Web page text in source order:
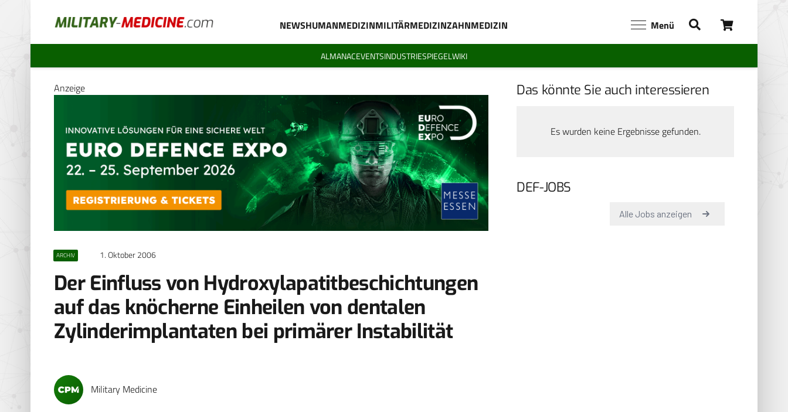
NEWSHUMANMEDIZINMILITÄRMEDIZINZAHNMEDIZIN Menü
ALMANACEVENTSINDUSTRIESPIEGELWIKI
Anzeige
ARCHIV 1. Oktober 2006
Der Einfluss von Hydroxylapatitbeschichtungen
auf das knöcherne Einheilen von dentalen
Zylinderimplantaten bei primärer Instabilität
Military Medicine
Das könnte Sie auch interessieren
Es wurden keine Ergebnisse gefunden.
DEF-JOBS